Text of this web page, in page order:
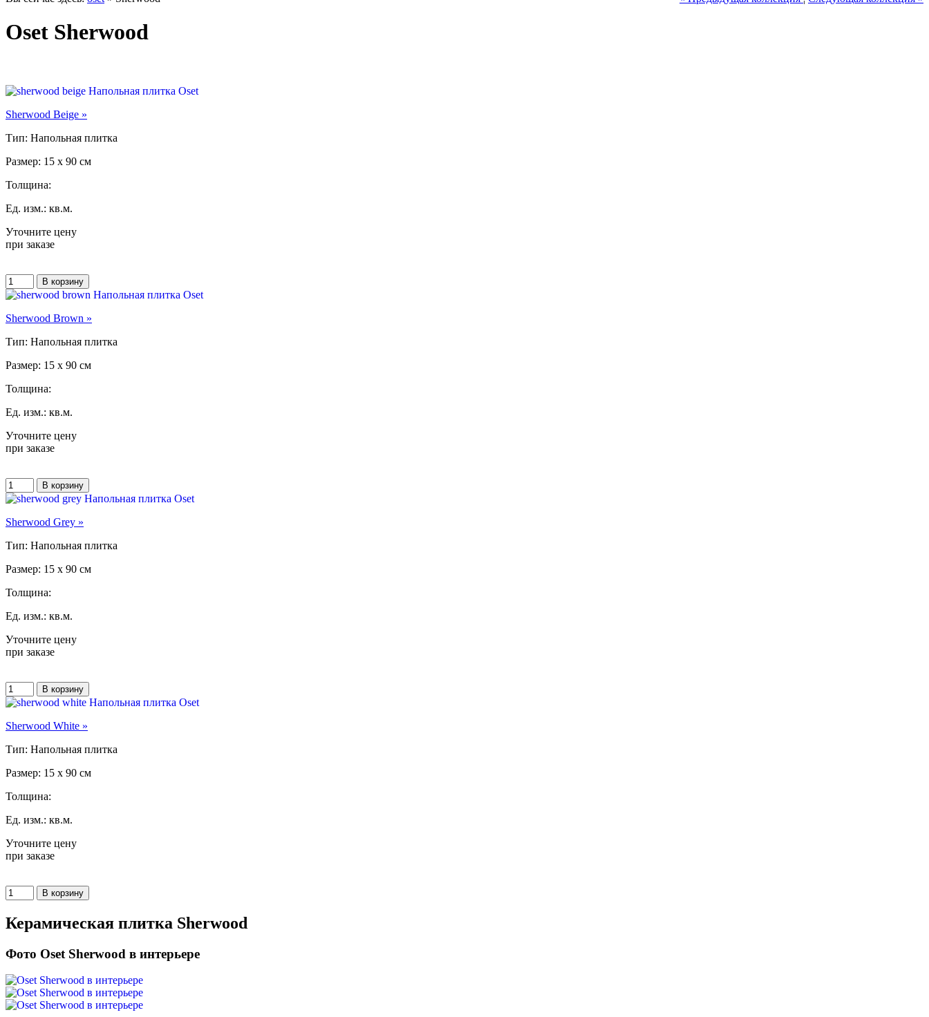
Oset Sherwood
Sherwood Beige »
Тип: Напольная плитка
Размер: 15 x 90 см
Толщина:
Ед. изм.: кв.м.
Уточните цену
при заказе
Sherwood Brown »
Тип: Напольная плитка
Размер: 15 x 90 см
Толщина:
Ед. изм.: кв.м.
Уточните цену
при заказе
Sherwood Grey »
Тип: Напольная плитка
Размер: 15 x 90 см
Толщина:
Ед. изм.: кв.м.
Уточните цену
при заказе
Sherwood White »
Тип: Напольная плитка
Размер: 15 x 90 см
Толщина:
Ед. изм.: кв.м.
Уточните цену
при заказе
Керамическая плитка Sherwood
Фото Oset Sherwood в интерьере